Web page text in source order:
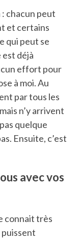
: chacun peut
et certains
qui peut se
est déjà
effort pour
à moi. Au
par tous les
n’y arrivent
quelque
Ensuite, c’est
avec vos
connait très
puissent